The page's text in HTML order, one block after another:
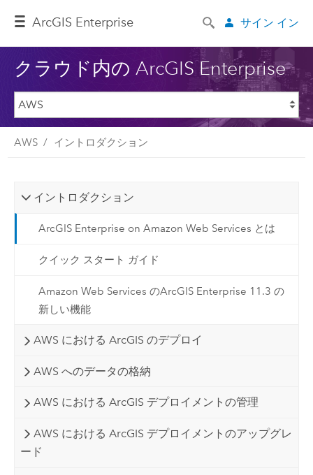
ArcGIS Enterprise サイン イン
クラウド内の ArcGIS Enterprise
AWS イントロダクション
イントロダクション
ArcGIS Enterprise on Amazon Web Services とは
クイック スタート ガイド
Amazon Web Services のArcGIS Enterprise 11.3 の
新しい機能
AWS における ArcGIS のデプロイ
AWS へのデータの格納
AWS における ArcGIS デプロイメントの管理
AWS における ArcGIS デプロイメントのアップグレ
ード